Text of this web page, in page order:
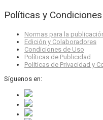
Políticas y Condiciones
Normas para la
Edición y Colaboradores
Condiciones de Uso
Políticas de Publicidad
Políticas de Privacidad y
Síguenos en: